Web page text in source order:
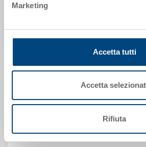
Marketing
Accetta tutti
Accetta
Rifiuta
Kontenitore KLT tipo F pieghevole,
5012, esterno 600x400x280 mm,
Personalizzazioni - la nostra